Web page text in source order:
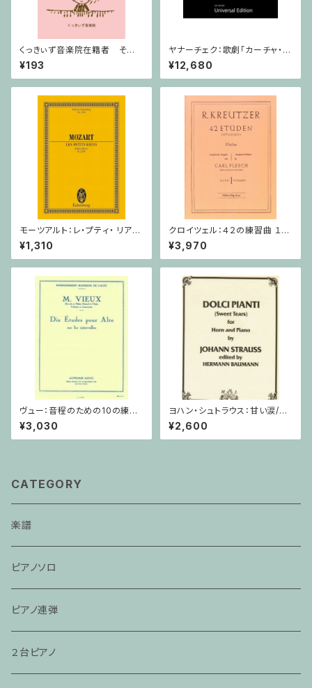
くっきぃず音楽院在籍者 その
他のご利用支払用商品 ５せん
ノート
¥193
ヤナーチェク：歌劇「カーチャ・カ
ヴァノヴァー」 / フルスコア
¥12,680
モーツアルト：レ・プティ・ リア
ン/ミニチュアスコア
¥1,310
クロイツェル：４２の練習曲 １巻
/ ヴァイオリン教本
¥3,970
ヴュー：音程のための10の練習
/ ヴィオラ
¥3,030
ヨハン・シュトラウス：甘い涙/ホ
ルン・ピアノ
¥2,600
CATEGORY
楽譜
ピアノソロ
ピアノ連弾
２台ピアノ